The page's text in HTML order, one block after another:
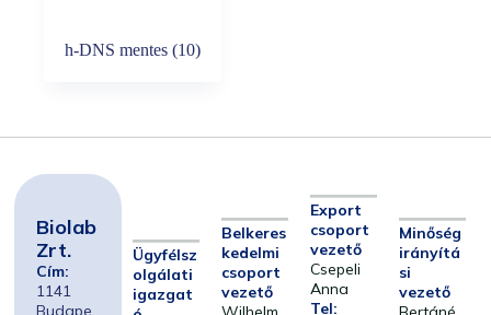
h-DNS mentes(10)
Biolab
Zrt.
Cím:
1141
Budape
Ügyfélsz
olgálati
igazgat
Belkeres
kedelmi
csoport
vezető
Export
csoport
vezető
Csepeli
Anna
Tel:
Minőség
irányítá
si
vezető